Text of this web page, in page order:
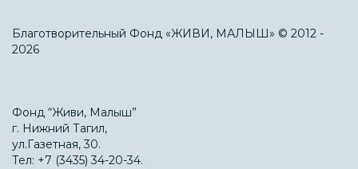
Благотворительный Фонд «ЖИВИ, МАЛЫШ» © 2012 -
2026
Фонд “Живи, Малыш”
г. Нижний Тагил,
ул.Газетная, 30.
Тел: +7 (3435) 34-20-34.